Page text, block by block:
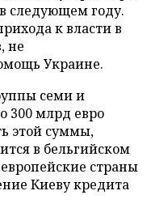
следующем году.
к власти в
не
Украине.
семи и
300 млрд евро
этой суммы,
в бельгийском
страны
Киеву кредита